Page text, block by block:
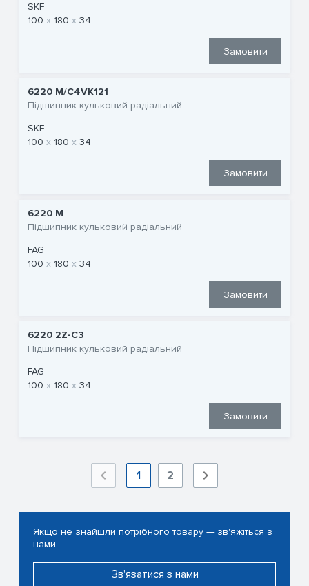
SKF
100
180 34
Замовити
6220 M/C4VK121
Підшипник кульковий радіальний
SKF
100
180 34
Замовити
6220 M
Підшипник кульковий радіальний
FAG
100
180 34
Замовити
6220 2Z-C3
Підшипник кульковий радіальний
FAG
100
180 34
Замовити
1 2
Якщо не знайшли потрібного товару — зв'яжіться з
нами
Зв'язатися з нами